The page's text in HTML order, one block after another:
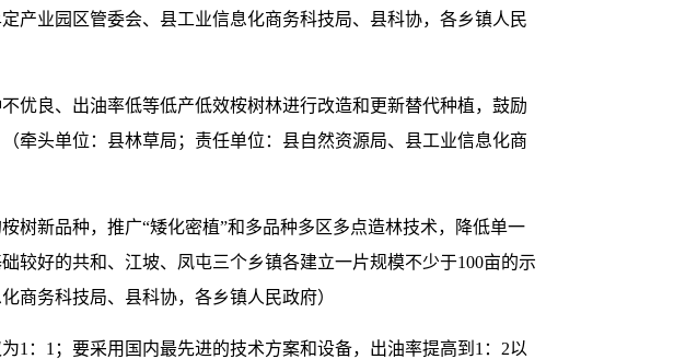
产业园区管委会、县工业信息化商务科技局、县科协，各乡镇人民
优良、出油率低等低产低效桉树林进行改造和更新替代种植，鼓励
牵头单位：县林草局；责任单位：县自然资源局、县工业信息化商
树新品种，推广“矮化密植”和多品种多区多点造林技术，降低单一
较好的共和、江坡、凤屯三个乡镇各建立一片规模不少于100亩的示
商务科技局、县科协，各乡镇人民政府）
1：1；要采用国内最先进的技术方案和设备，出油率提高到1：2以